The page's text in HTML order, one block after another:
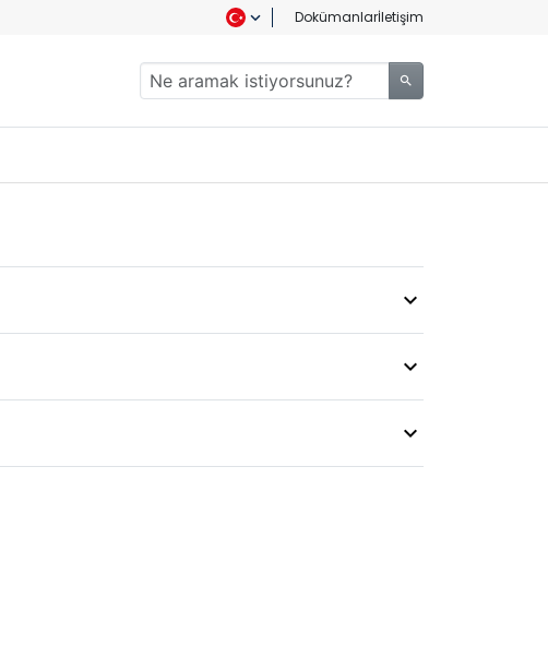
Dokümanlarİletişim